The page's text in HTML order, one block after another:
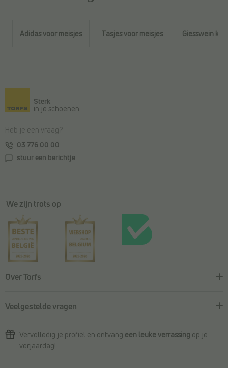
Adidas voor meisjes Tasjes voor meisjes Giesswein kiel
Sterk
in je schoenen
Heb je een vraag?
03 776 00 00
stuur een berichtje
We zijn trots op
Over Torfs
Veelgestelde vragen
Vervolledig je profiel en ontvang een leuke verrassing op je
verjaardag!